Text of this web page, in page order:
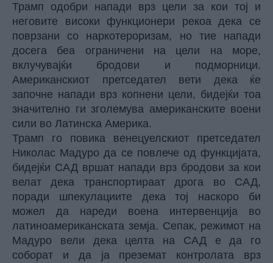
Трамп одобри напади врз цели за кои тој и
неговите високи функционери рекоа дека се
поврзани со наркотероризам, но тие напади
досега беа ограничени на цели на море,
вклучувајќи бродови и подморници.
Американскиот претседател вети дека ќе
започне напади врз копнени цели, бидејќи тоа
значително ги зголемува американските воени
сили во Латинска Америка.
Трамп го повика венецуелскиот претседател
Николас Мадуро да се повлече од функцијата,
бидејќи САД вршат напади врз бродови за кои
велат дека транспортираат дрога во САД,
поради шпекулациите дека тој наскоро би
можел да нареди воена интервенција во
латиноамериканската земја. Сепак, режимот на
Мадуро вели дека целта на САД е да го
соборат и да ја преземат контролата врз